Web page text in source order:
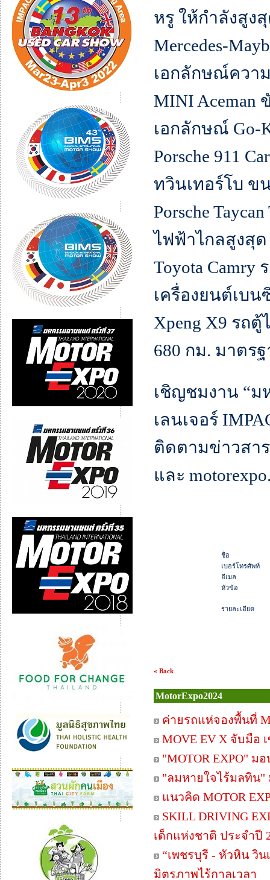
หรู ให้กำลังสูง
Mercedes-
เอกลักษณ์ควา
MINI Aceman
เอกลักษณ์ Go-
Porsche 911
ทวินเทอร์โบ ข
Porsche
ไฟฟ้าไกลสูงสุด
Toyota
เครื่องยนต์เบน
Xpeng X9 รถตู้
680 กม. มาตร
เชิญชมงาน “ม
เลนเจอร์
ติดตามข่าวสา
และ
ชื่อ
เบอร์โทรศัพท์
อีเมล
หัวข้อ
รายละเอียด
« Back
MotorExpo2024
ค่ายรถแห่จองพื้นที่
MOVE EV X จับมือ
"MOTOR EXPO" ม
"ลมหายใจไร้มลทิน"
แนวคิด MOTOR
SKILL DRIVING
เด็กแห่งชาติ ประจำปี
“เพชรบุรี - หัวหิน วิ
มิตรภาพไร้กาลเวลา